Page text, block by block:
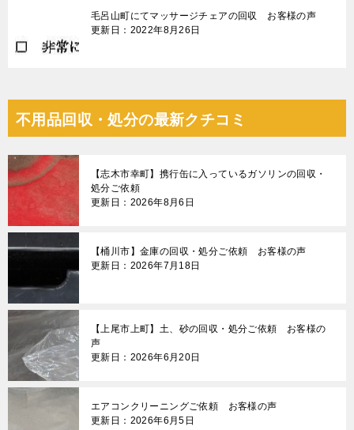
毛呂山町にてマッサージチェアの回収 お客様の声
更新日：2022年8月26日
不用品回収・処分の最新クチコミ
【志木市幸町】携行缶に入っているガソリンの回収・
処分ご依頼
更新日：2026年8月6日
【桶川市】金庫の回収・処分ご依頼 お客様の声
更新日：2026年7月18日
【上尾市上町】土、砂の回収・処分ご依頼 お客様の
声
更新日：2026年6月20日
エアコンクリーニングご依頼 お客様の声
更新日：2026年6月5日